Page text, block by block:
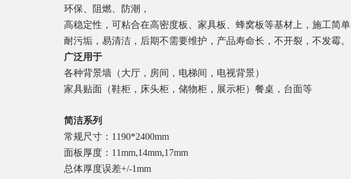
环保、阻燃、防潮，
高稳定性，可粘合在高密度板、家具板、蜂窝板等基材上，施工简单
耐污垢，易清洁，后期不需要维护，产品寿命长，不开裂，不发霉。
广泛用于
各种背景墙（大厅，房间，电梯间，电视背景）
家具贴面（鞋柜，床头柜，储物柜，展示柜）餐桌，台面等
简洁系列
常规尺寸： 1190*2400mm
面板厚度： 11mm,14mm,17mm
总体厚度误差+/-1mm